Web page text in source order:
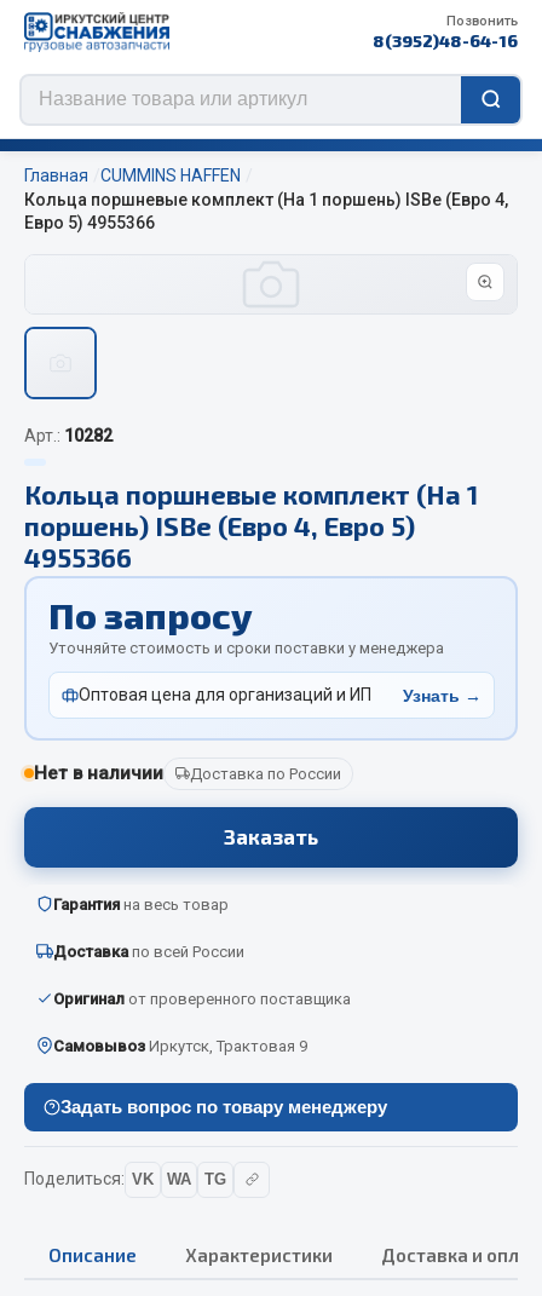
Позвонить
8(3952)48-64-16
ЦЕПИ РОССИЯ
Изготовление цепей на колеса BOHU
QITONG
Отопители салона, подогреватели
Автономные воздушные отопители
Жидкостные подогреватели
Отопители салона
Подогреватели тосола
Весь раздел
Автозвук
Аксессуары автомобильные
Аптечки и знаки автомобильные
Брызговики
Вымпела
Главная
CUMMINS HAFFEN
Кольца поршневые комплект (На 1 поршень) ISBe (Евро 4,
Евро 5) 4955366
Арт.: 10282
Кольца поршневые комплект (На 1
поршень) ISBe (Евро 4, Евро 5)
4955366
По запросу
Уточняйте стоимость и сроки поставки у менеджера
Оптовая цена для организаций и ИП Узнать →
Нет в наличии Доставка по России
Заказать
Гарантия на весь товар
Доставка по всей России
Оригинал от проверенного поставщика
Самовывоз Иркутск, Трактовая 9
Задать вопрос по товару менеджеру
Поделиться: VK WA TG
Описание Характеристики Доставка и